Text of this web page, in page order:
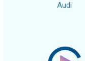
Audi